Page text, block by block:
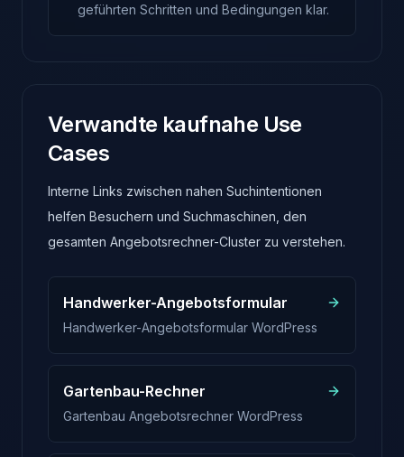
geführten Schritten und Bedingungen klar.
Verwandte kaufnahe Use
Cases
Interne Links zwischen nahen Suchintentionen
helfen Besuchern und Suchmaschinen, den
gesamten Angebotsrechner-Cluster zu verstehen.
Handwerker-Angebotsformular
Handwerker-Angebotsformular WordPress
Gartenbau-Rechner
Gartenbau Angebotsrechner WordPress